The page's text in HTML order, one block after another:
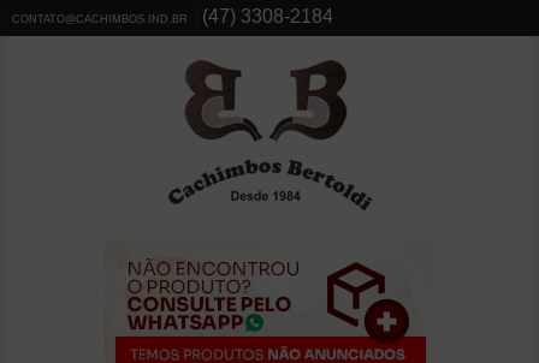
CONTATO@CACHIMBOS.IND.BR (47) 3308-2184